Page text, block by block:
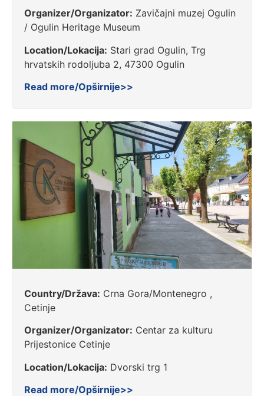
Organizer/Organizator: Zavičajni muzej Ogulin
/ Ogulin Heritage Museum
Location/Lokacija: Stari grad Ogulin, Trg
hrvatskih rodoljuba 2, 47300 Ogulin
Read more/Opširnije>>
Country/Država: Crna Gora/Montenegro ,
Cetinje
Organizer/Organizator: Centar za kulturu
Prijestonice Cetinje
Location/Lokacija: Dvorski trg 1
Read more/Opširnije>>